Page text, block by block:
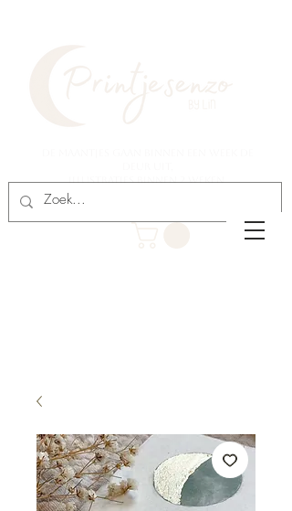
illustraties binnen 2 weken.